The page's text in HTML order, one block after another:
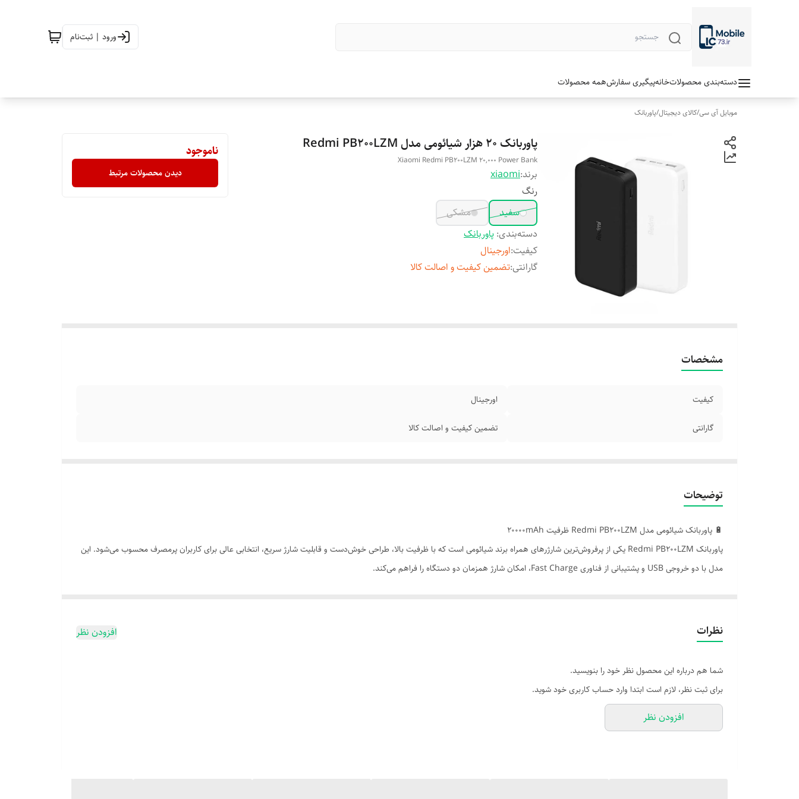
ورود | ثبت‌نام
دسته‌بندی محصولاتخانهپیگیری سفارشهمه محصولات
موبایل آی سی/کالای دیجیتال/پاوربانک
پاوربانک 20 هزار شیائومی مدل Redmi PB200LZM
Xiaomi Redmi PB200LZM 20,000 Power Bank
برند:xiaomi
رنگ
سفید
مشکی
دسته‌بندی: پاوربانک
کیفیت:اورجینال
گارانتی:تضمین کیفیت و اصالت کالا
ناموجود
دیدن محصولات مرتبط
مشخصات
کیفیت اورجینال
گارانتی تضمین کیفیت و اصالت کالا
توضیحات
🔋 پاوربانک شیائومی مدل Redmi PB200LZM ظرفیت 20000mAh
پاوربانک Redmi PB200LZM یکی از پرفروش‌ترین شارژرهای همراه برند شیائومی است که با ظرفیت بالا، طراحی خوش‌دست و قابلیت شارژ سریع، انتخابی عالی برای کاربران پرمصرف محسوب می‌شود. این
مدل با دو خروجی USB و پشتیبانی از فناوری Fast Charge، امکان شارژ همزمان دو دستگاه را فراهم می‌کند.
- نوع باتری: لیتیوم پلیمر با دوام بالا
- درگاه‌های ورودی: Micro USB و USB Type-C
- قابلیت شارژ همزمان: دارد
- نمایش شارژ: نشانگر LED
نظرات افزودن نظر
شما هم درباره این محصول نظر خود را بنویسید.
برای ثبت نظر، لازم است ابتدا وارد حساب کاربری خود شوید.
افزودن نظر